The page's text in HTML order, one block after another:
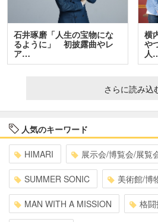
石井琢磨「人生の宝物にな
るように」 初披露曲やレ
ア…
横
や
人
さらに読み込
人気のキーワード
HIMARI 展示会/博覧会/展覧
SUMMER SONIC 美術館/博
MAN WITH A MISSION 格